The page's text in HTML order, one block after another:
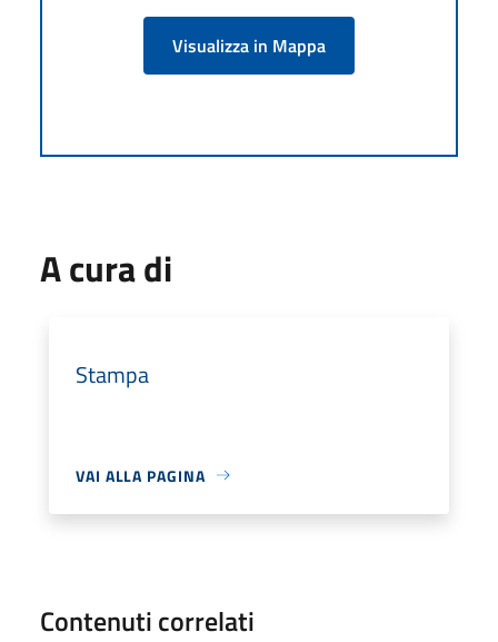
Visualizza in Mappa
A cura di
Stampa
VAI ALLA PAGINA
Contenuti correlati